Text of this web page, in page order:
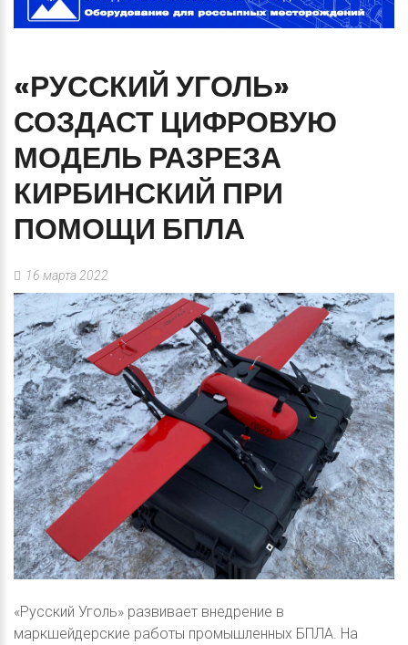
«РУССКИЙ УГОЛЬ»
СОЗДАСТ ЦИФРОВУЮ
МОДЕЛЬ РАЗРЕЗА
КИРБИНСКИЙ ПРИ
ПОМОЩИ БПЛА
16 марта 2022
«Русский Уголь» развивает внедрение в
маркшейдерские работы промышленных БПЛА. На